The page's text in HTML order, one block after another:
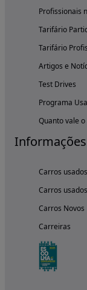
Profissionais
Tarifário
Tarifário
Artigos e
Test Drives
Programa
Quanto vale
Informações
Carros
Carros
Carros Novos
Carreiras